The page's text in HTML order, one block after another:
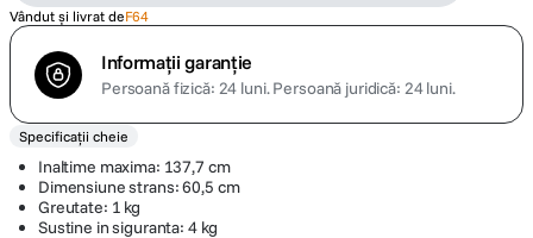
Vândut și livrat deF64
Informații garanție
Persoană fizică: 24 luni.Persoană juridică: 24 luni.
Specificații cheie
Inaltime maxima: 137,7 cm
Dimensiune strans: 60,5 cm
Greutate: 1 kg
Sustine in siguranta: 4 kg